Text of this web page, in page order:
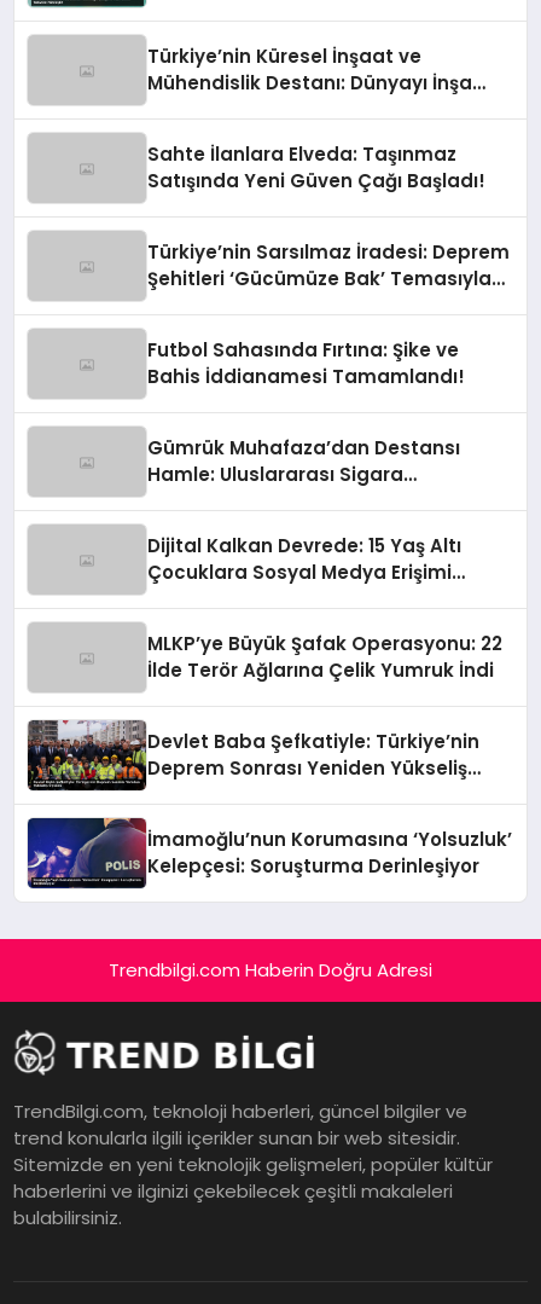
Türkiye’nin Küresel İnşaat ve
Mühendislik Destanı: Dünyayı İnşa
Sahte İlanlara Elveda: Taşınmaz
Satışında Yeni Güven Çağı Başladı!
Türkiye’nin Sarsılmaz İradesi: Deprem
Şehitleri ‘Gücümüze Bak’ Temasıyla
Futbol Sahasında Fırtına: Şike ve
Bahis İddianamesi Tamamlandı!
Gümrük Muhafaza’dan Destansı
Hamle: Uluslararası Sigara
Dijital Kalkan Devrede: 15 Yaş Altı
Çocuklara Sosyal Medya Erişimi
MLKP’ye Büyük Şafak Operasyonu: 22
İlde Terör Ağlarına Çelik Yumruk İndi
Devlet Baba Şefkatiyle: Türkiye’nin
Deprem Sonrası Yeniden Yükseliş
İmamoğlu’nun Korumasına ‘Yolsuzluk’
Kelepçesi: Soruşturma Derinleşiyor
Trendbilgi.com Haberin Doğru Adresi
TrendBilgi.com, teknoloji haberleri, güncel bilgiler ve
trend konularla ilgili içerikler sunan bir web sitesidir.
Sitemizde en yeni teknolojik gelişmeleri, popüler kültür
haberlerini ve ilginizi çekebilecek çeşitli makaleleri
bulabilirsiniz.